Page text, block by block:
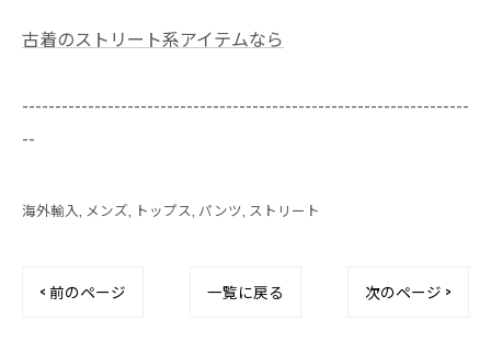
古着のストリート系アイテムなら
--------------------------------------------------------------------
--
海外輸入 メンズ トップス パンツ ストリート
< 前のページ 一覧に戻る 次のページ >